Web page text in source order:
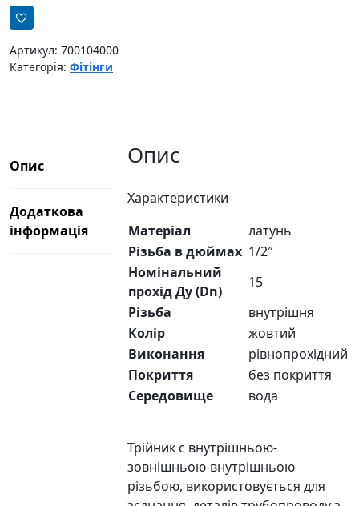
кількість
Артикул: 700104000
Категорія: Фітінги
Опис
Додаткова
інформація
Опис
Характеристики
Матеріал
латунь
Різьба в дюймах 1/2″
Номінальний
прохід Ду (Dn)
15
Різьба
внутрішня
Колір
жовтий
Виконання
рівнопрохідний
Покриття
без покриття
Середовище
вода
Трійник c внутрішньою-
зовнішньою-внутрішньою
різьбою, використовується для